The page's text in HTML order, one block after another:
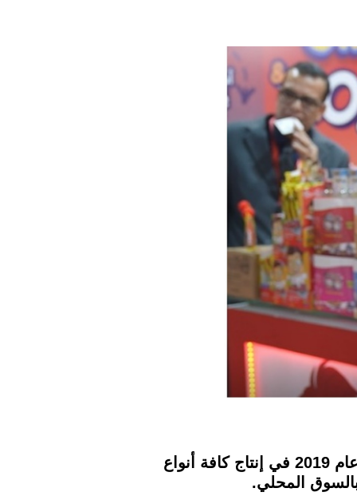
أكد أسامة عبد العظيم، مدير المبيعات بشركة DR Chocolate، أن الشركة نجحت مُنذ تأسيسها عام 2019 في إنتاج كافة أنواع
بالسوق المحلي.